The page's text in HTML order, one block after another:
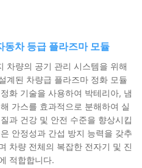
차 등급 플라즈마 모듈
차량의 공기 관리 시스템을 위해
계된 차량급 플라즈마 정화 모듈
화 기술을 사용하여 박테리아, 냄
가스를 효과적으로 분해하여 실
과 건강 및 안전 수준을 향상시킵
안정성과 간섭 방지 능력을 갖추
차량 전체의 복잡한 전자기 및 진
적합합니다.